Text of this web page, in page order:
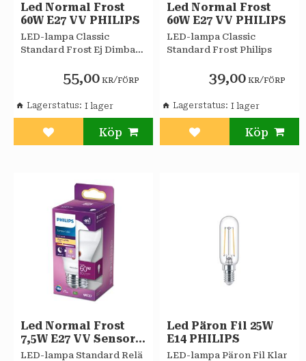
Led Normal Frost
60W E27 VV PHILIPS
LED-lampa Classic
Standard Frost Ej Dimbar
55,00 KR/FÖRP
Lägg till i favoriter
Lagerstatus
Led Normal Frost
60W E27 VV PHILIPS
LED-lampa Classic
Standard Frost Philips
39,00 KR/FÖRP
Lägg till i favoriter
Lagerstatus
Led Normal Frost
7,5W E27 VV Sensor
PHILIPS
LED-lampa Standard Relä
Led Päron Fil 25W
E14 PHILIPS
LED-lampa Päron Fil Klar